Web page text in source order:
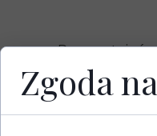
Przeczytaj
Zgoda